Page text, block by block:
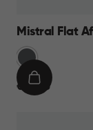
Mistral Flat
Anthraciet
€
€ 16,95
IN